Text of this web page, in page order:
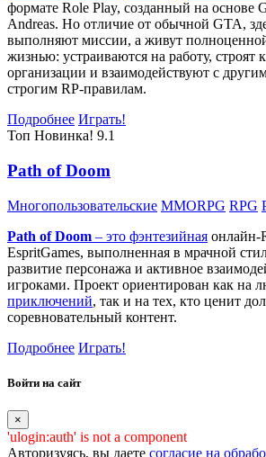
формате Role Play, созданный на основе
Andreas. Но отличие от обычной GTA,
выполняют миссии, а живут
жизнью: устраиваются на работу, строят
организации и взаимодействуют с
строгим RP-правилам.
Подробнее Играть!
Топ Новинка! 9.1
Path of Doom
Многопользовательские MMORPG RPG
Path of Doom – это фэнтезийная онлайн-
EspritGames, выполненная в мрачной
развитие персонажа и активное
игроками. Проект ориентирован как на
приключений, так и на тех, кто ценит
соревновательный контент.
Подробнее Играть!
Войти на сайт
×
'ulogin:auth' is not a component
Авторизуясь, вы даете согласие на